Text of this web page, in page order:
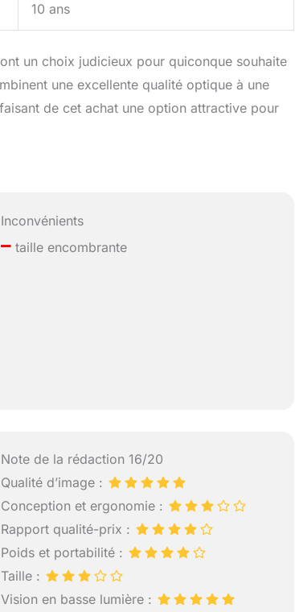
10 ans
un choix judicieux pour quiconque souhaite
une excellente qualité optique à une
de cet achat une option attractive pour
Inconvénients
– taille encombrante
Note de la rédaction 16/20
Qualité d’image :
Conception et ergonomie :
Rapport qualité-prix :
Poids et portabilité :
Taille :
Vision en basse lumière :